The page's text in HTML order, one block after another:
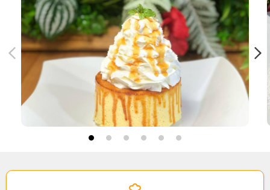
1 2 3 4 5 6